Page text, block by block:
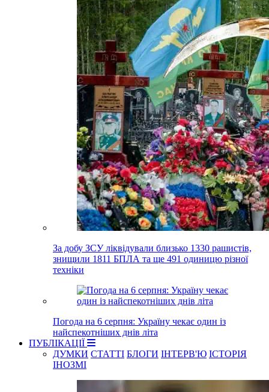
За добу ЗСУ ліквідували близько 1330 рашистів,
знищили 1811 БПЛА та ще 491 одиницю різної
техніки
Погода на 6 серпня: Україну чекає один із
найспекотніших днів літа
ПУБЛІКАЦІЇ
ДУМКИ СТАТТІ БЛОГИ ІНТЕРВ'Ю ІСТОРІЯ
ІНОЗМІ